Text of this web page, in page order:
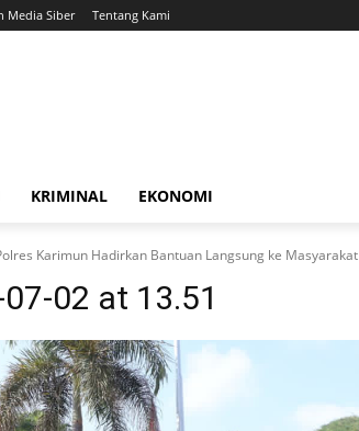
Media Siber Tentang Kami
KRIMINAL EKONOMI
Karimun Hadirkan Bantuan Langsung ke Masyarakat
02 at 13.51